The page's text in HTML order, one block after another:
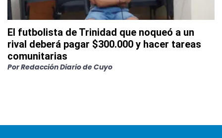
El futbolista de Trinidad que noqueó a un
rival deberá pagar $300.000 y hacer tareas
comunitarias
PorRedacción Diario de Cuyo